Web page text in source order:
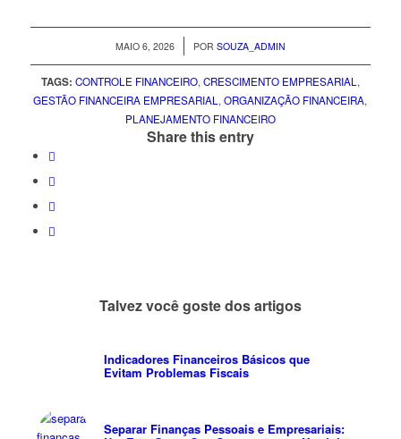
MAIO 6, 2026
/ POR SOUZA_ADMIN
TAGS: CONTROLE FINANCEIRO, CRESCIMENTO EMPRESARIAL ,
GESTÃO FINANCEIRA EMPRESARIAL ,ORGANIZAÇÃO FINANCEIRA,
PLANEJAMENTO FINANCEIRO
Share this entry
Talvez você goste dos artigos
Indicadores Financeiros Básicos que
Evitam Problemas Fiscais
Separar Finanças Pessoais e Empresariais: